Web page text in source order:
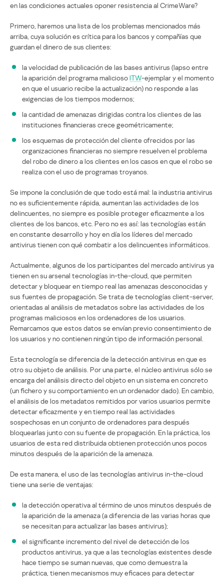
en las condiciones actuales oponer resistencia al CrimeWare?
Primero, haremos una lista de los problemas mencionados más
arriba, cuya solución es crítica para los bancos y compañías que
guardan el dinero de sus clientes:
la velocidad de publicación de las bases antivirus (lapso entre
la aparición del programa maliciosoITW-ejemplar y el momento
en que el usuario recibe la actualización) no responde a las
exigencias de los tiempos modernos;
la cantidad de amenazas dirigidas contra los clientes de las
instituciones financieras crece geométricamente;
los esquemas de protección del cliente ofrecidos por las
organizaciones financieras no siempre resuelven el problema
del robo de dinero a los clientes en los casos en que el robo se
realiza con el uso de programas troyanos.
Se impone la conclusión de que todo está mal: la industria antivirus
no es suficientemente rápida, aumentan las actividades de los
delincuentes, no siempre es posible proteger eficazmente a los
clientes de los bancos, etc. Pero no es así: las tecnologías están
en constante desarrollo y hoy en día los líderes del mercado
antivirus tienen con qué combatir a los delincuentes informáticos.
Actualmente, algunos de los participantes del mercado antivirus ya
tienen en su arsenal tecnologías in-the-cloud, que permiten
detectar y bloquear en tiempo real las amenazas desconocidas y
sus fuentes de propagación. Se trata de tecnologías client-server,
orientadas al análisis de metadatos sobre las actividades de los
programas maliciosos en los ordenadores de los usuarios.
Remarcamos que estos datos se envían previo consentimiento de
los usuarios y no contienen ningún tipo de información personal.
Esta tecnología se diferencia de la detección antivirus en que es
otro su objeto de análisis. Por una parte, el núcleo antivirus sólo se
encarga del análisis directo del objeto en un sistema en concreto
(un fichero y su comportamiento en un ordenador dado). En cambio,
el análisis de los metadatos remitidos por varios usuarios permite
detectar eficazmente y en tiempo real las actividades
sospechosas en un conjunto de ordenadores para después
bloquearlas junto con su fuente de propagación. En la práctica, los
usuarios de esta red distribuida obtienen protección unos pocos
minutos después de la aparición de la amenaza.
De esta manera, el uso de las tecnologías antivirus in-the-cloud
tiene una serie de ventajas:
la detección operativa al término de unos minutos después de
la aparición de la amenaza (a diferencia de las varias horas que
se necesitan para actualizar las bases antivirus);
el significante incremento del nivel de detección de los
productos antivirus, ya que a las tecnologías existentes desde
hace tiempo se suman nuevas, que como demuestra la
práctica, tienen mecanismos muy eficaces para detectar